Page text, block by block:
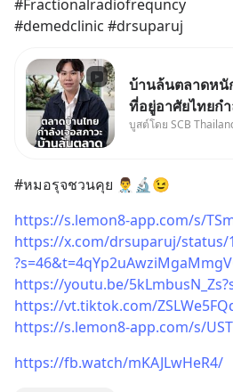
#Fractionalradiofrequncy
#demedclinic #drsuparuj
บ้านล้นตลาดหนั
ที่อยู่อาศัยไทยกำ
Oversupply หนั
#บ้านล้นตลาด #
#EICAround
สามารถดูคลิปท
บูสต์โดย SCB
#หมอรุจชวนคุย 👨‍⚕️🔬😉
https://s.lemon8-app.com/s/
https://x.com/drsuparuj/status/
https://youtu.be/
https://vt.tiktok.com/
https://s.lemon8-app.com/s/
https://fb.watch/mKAJLwHeR4/